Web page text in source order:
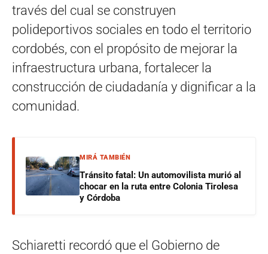
través del cual se construyen
polideportivos sociales en todo el territorio
cordobés, con el propósito de mejorar la
infraestructura urbana, fortalecer la
construcción de ciudadanía y dignificar a la
comunidad.
MIRÁ TAMBIÉN
Tránsito fatal: Un automovilista murió al
chocar en la ruta entre Colonia Tirolesa
y Córdoba
Schiaretti recordó que el Gobierno de